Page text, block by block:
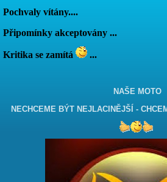
Pochvaly vítány....
Připomínky akceptovány ...
Kritika se zamítá ...
NAŠE MOTO
NECHCEME BÝT NEJLACINĚJŠÍ -